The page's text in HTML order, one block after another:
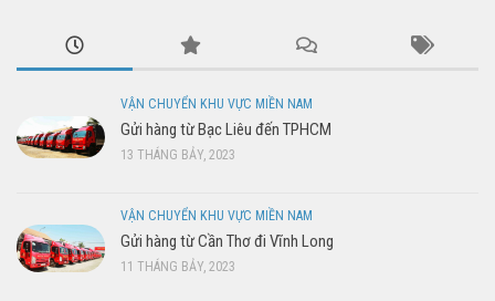
VẬN CHUYỂN KHU VỰC MIỀN NAM
Gửi hàng từ Bạc Liêu đến TPHCM
13 THÁNG BẢY, 2023
VẬN CHUYỂN KHU VỰC MIỀN NAM
Gửi hàng từ Cần Thơ đi Vĩnh Long
11 THÁNG BẢY, 2023